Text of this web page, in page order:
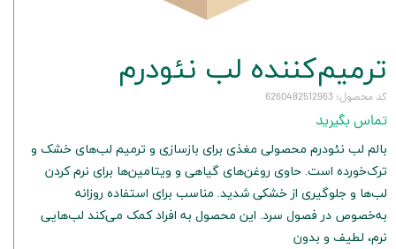
ترمیم‌کننده لب نئودرم
کد محصول: 6260482512963
تماس بگیرید
بالم لب نئودرم محصولی مغذی برای بازسازی و ترمیم لب‌های خشک و
ترک‌خورده است. حاوی روغن‌های گیاهی و ویتامین‌ها برای نرم کردن
لب‌ها و جلوگیری از خشکی شدید. مناسب برای استفاده روزانه
به‌خصوص در فصول سرد. این محصول به افراد کمک می‌کند لب‌هایی
نرم، لطیف و بدون